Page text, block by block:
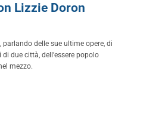
Lizzie Doron
delle sue ultime opere, di
due città, dell’essere popolo
mezzo.